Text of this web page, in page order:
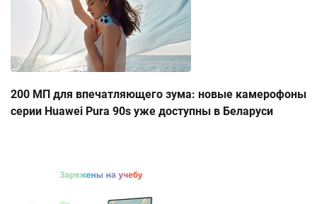
200 МП для впечатляющего зума: новые камерофоны
серии Huawei Pura 90s уже доступны в Беларуси